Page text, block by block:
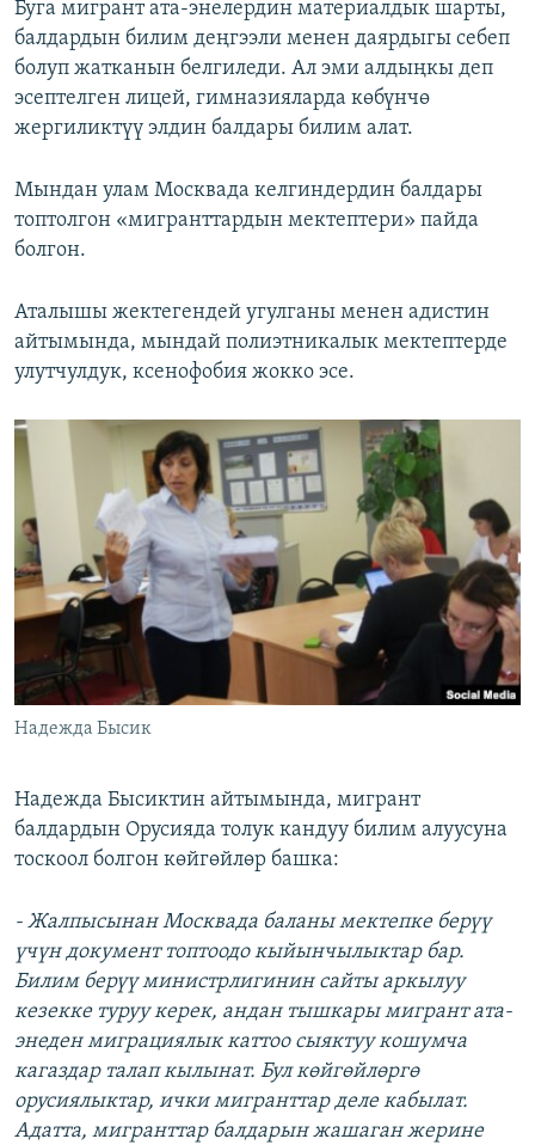
Буга мигрант ата-энелердин материалдык шарты,
балдардын билим деңгээли менен даярдыгы себеп
болуп жатканын белгиледи. Ал эми алдыңкы деп
эсептелген лицей, гимназияларда көбүнчө
жергиликтүү элдин балдары билим алат.
Мындан улам Москвада келгиндердин балдары
топтолгон «мигранттардын мектептери» пайда
болгон.
Аталышы жектегендей угулганы менен адистин
айтымында, мындай полиэтникалык мектептерде
улутчулдук, ксенофобия жокко эсе.
Надежда Бысик
Надежда Бысиктин айтымында, мигрант
балдардын Орусияда толук кандуу билим алуусуна
тоскоол болгон көйгөйлөр башка:
- Жалпысынан Москвада баланы мектепке берүү
үчүн документ топтоодо кыйынчылыктар бар.
Билим берүү министрлигинин сайты аркылуу
кезекке туруу керек, андан тышкары мигрант ата-
энеден миграциялык каттоо сыяктуу кошумча
кагаздар талап кылынат. Бул көйгөйлөргө
орусиялыктар, ички мигранттар деле кабылат.
Адатта, мигранттар балдарын жашаган жерине